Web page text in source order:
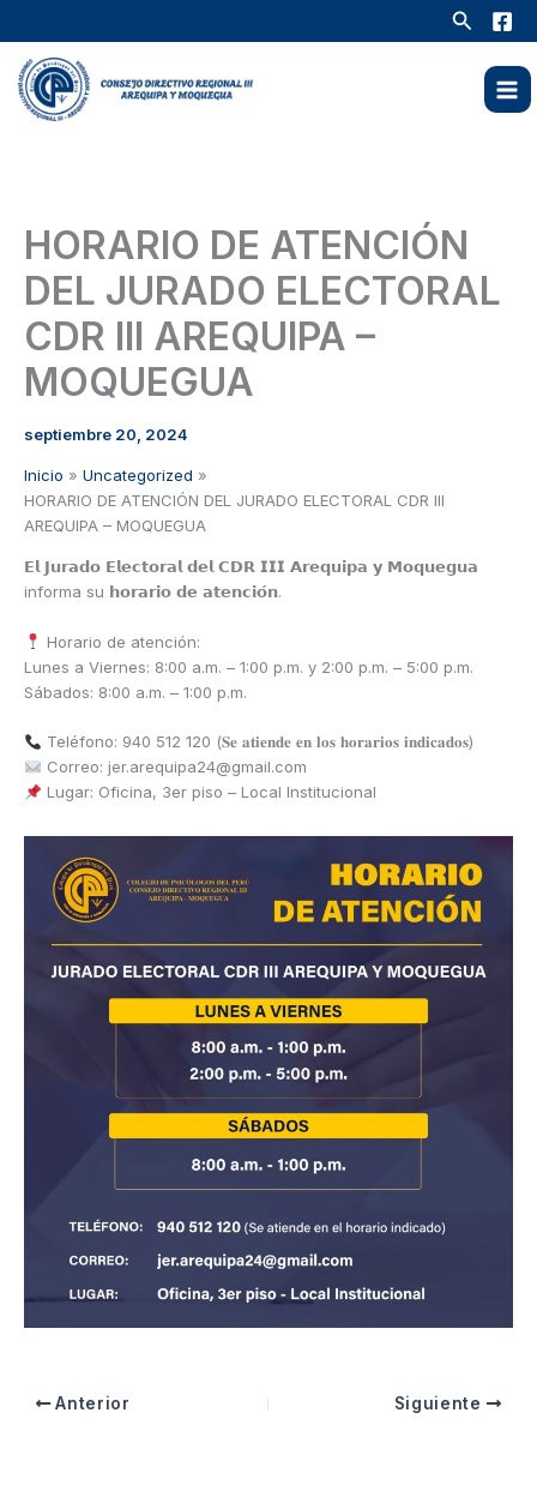
contenido
Buscar
HORARIO DE ATENCIÓN
DEL JURADO ELECTORAL
CDR III AREQUIPA –
MOQUEGUA
septiembre 20, 2024
Inicio
Uncategorized
HORARIO DE ATENCIÓN DEL JURADO ELECTORAL CDR III
AREQUIPA – MOQUEGUA
𝗘𝗹 𝗝𝘂𝗿𝗮𝗱𝗼 𝗘𝗹𝗲𝗰𝘁𝗼𝗿𝗮𝗹 𝗱𝗲𝗹 𝗖𝗗𝗥 𝗜𝗜𝗜 𝗔𝗿𝗲𝗾𝘂𝗶𝗽𝗮 𝘆 𝗠𝗼𝗾𝘂𝗲𝗴𝘂𝗮
informa su 𝗵𝗼𝗿𝗮𝗿𝗶𝗼 𝗱𝗲 𝗮𝘁𝗲𝗻𝗰𝗶𝗼́𝗻.
Horario de atención:
Lunes a Viernes: 8:00 a.m. – 1:00 p.m. y 2:00 p.m. – 5:00 p.m.
Sábados: 8:00 a.m. – 1:00 p.m.
Teléfono: 940 512 120 (𝐒𝐞 𝐚𝐭𝐢𝐞𝐧𝐝𝐞 𝐞𝐧 𝐥𝐨𝐬 𝐡𝐨𝐫𝐚𝐫𝐢𝐨𝐬 𝐢𝐧𝐝𝐢𝐜𝐚𝐝𝐨𝐬)
Correo: jer.arequipa24@gmail.com
Lugar: Oficina, 3er piso – Local Institucional
Anterior Siguiente